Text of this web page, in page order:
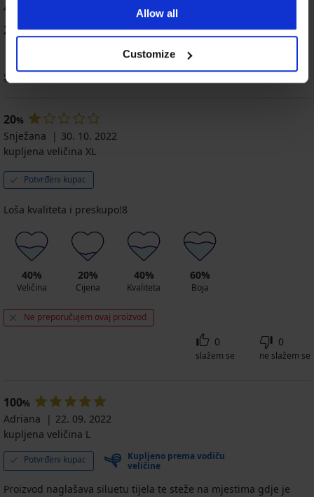
Allow all
Customize
4 kupaca je ocijenilo proizvod
25 % kupaca preporučuje proizvod
Sortiranje
20%
Snježana
30. 10. 2022
kupljena veličina XL
Potvrđeni kupac
Loša kvaliteta i preskupo!8
40%
Veličina
20%
Cijena
40%
Kvaliteta
60%
Boja
Ne preporučujem ovaj proizvod
0
slažem se
0
ne slažem se
100%
Adriana
22. 09. 2022
kupljena veličina L
Potvrđeni kupac
Kupljeno prema vodiču
veličine
Proizvod naglašava siluetu tijela te steže na mjestima gdje je